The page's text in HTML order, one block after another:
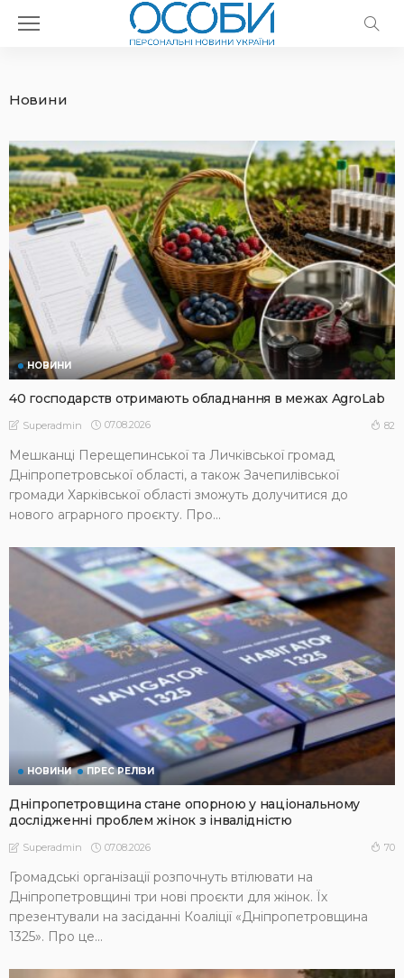
Новини
НОВИНИ
40 господарств отримають обладнання в межах AgroLab
Superadmin 07.08.2026 82
Мешканці Перещепинської та Личківської громад
Дніпропетровської області, а також Зачепилівської
громади Харківської області зможуть долучитися до
нового аграрного проєкту. Про...
НОВИНИ ПРЕС РЕЛІЗИ
Дніпропетровщина стане опорною у національному
дослідженні проблем жінок з інвалідністю
Superadmin 07.08.2026 70
Громадські організації розпочнуть втілювати на
Дніпропетровщині три нові проєкти для жінок. Їх
презентували на засіданні Коаліції «Дніпропетровщина
1325». Про це...